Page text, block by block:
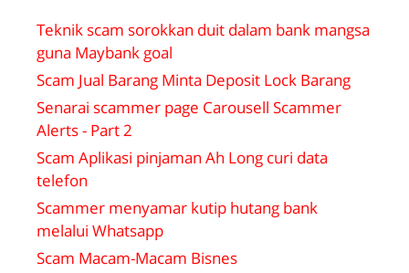
Teknik scam sorokkan duit dalam bank mangsa
guna Maybank goal
Scam Jual Barang Minta Deposit Lock Barang
Senarai scammer page Carousell Scammer
Alerts - Part 2
Scam Aplikasi pinjaman Ah Long curi data
telefon
Scammer menyamar kutip hutang bank
melalui Whatsapp
Scam Macam-Macam Bisnes